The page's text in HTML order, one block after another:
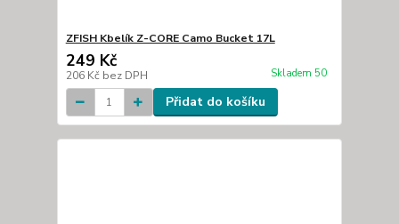
ZFISH Kbelík Z-CORE Camo Bucket 17L
249 Kč
206 Kč bez DPH Skladem 50
Přidat do košíku